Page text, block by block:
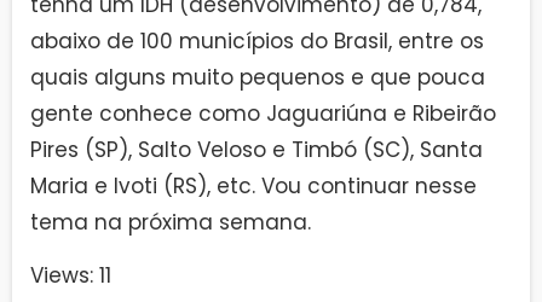
abaixo de 100 municípios do Brasil, entre os
quais alguns muito pequenos e que pouca
gente conhece como Jaguariúna e Ribeirão
Pires (SP), Salto Veloso e Timbó (SC), Santa
Maria e Ivoti (RS), etc. Vou continuar nesse
tema na próxima semana.
Views: 11